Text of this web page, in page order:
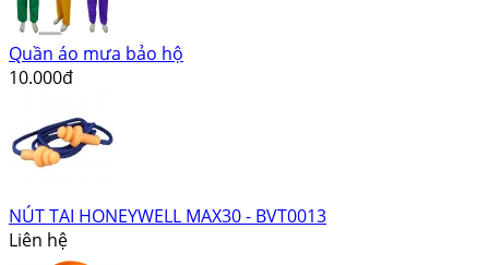
Quần áo mưa bảo hộ
10.000đ
NÚT TAI HONEYWELL MAX30 - BVT0013
Liên hệ